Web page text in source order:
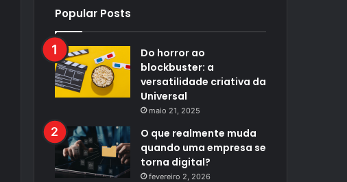
Popular Posts
Do horror ao
blockbuster: a
versatilidade criativa da
Universal
maio 21, 2025
O que realmente muda
quando uma empresa se
torna digital?
fevereiro 2, 2026